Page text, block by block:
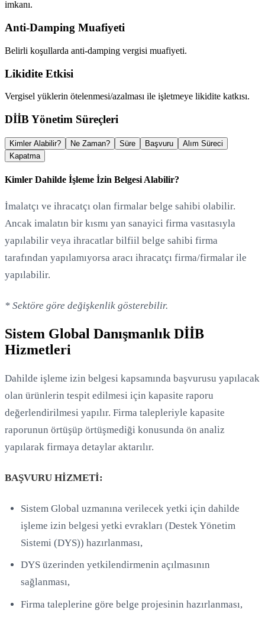
imkanı.
Anti-Damping Muafiyeti
Belirli koşullarda anti-damping vergisi muafiyeti.
Likidite Etkisi
Vergisel yüklerin ötelenmesi/azalması ile işletmeye likidite katkısı.
DİİB Yönetim Süreçleri
Kimler Alabilir? Ne Zaman? Süre Başvuru
Alım Süreci
Kapatma
Kimler Dahilde İşleme İzin Belgesi Alabilir?
İmalatçı ve ihracatçı olan firmalar belge sahibi olabilir.
Ancak imalatın bir kısmı yan sanayici firma vasıtasıyla
yapılabilir veya ihracatlar bilfiil belge sahibi firma
tarafından yapılamıyorsa aracı ihracatçı firma/firmalar ile
yapılabilir.
* Sektöre göre değişkenlik gösterebilir.
Sistem Global Danışmanlık DİİB
Hizmetleri
Dahilde işleme izin belgesi kapsamında başvurusu yapılacak
olan ürünlerin tespit edilmesi için kapasite raporu
değerlendirilmesi yapılır. Firma talepleriyle kapasite
raporunun örtüşüp örtüşmediği konusunda ön analiz
yapılarak firmaya detaylar aktarılır.
BAŞVURU HİZMETİ:
Sistem Global uzmanına verilecek yetki için dahilde
işleme izin belgesi yetki evrakları (Destek Yönetim
Sistemi (DYS)) hazırlanması,
DYS üzerinden yetkilendirmenin açılmasının
sağlanması,
Firma taleplerine göre belge projesinin hazırlanması,